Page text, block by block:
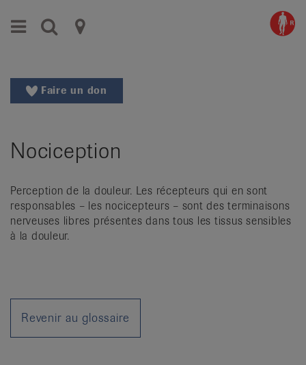
vers
au
Aller
Changer
de
Changer
de
langue:
Faire un don
Nociception
Perception de la douleur. Les récepteurs qui en sont
responsables – les nocicepteurs – sont des terminaisons
nerveuses libres présentes dans tous les tissus sensibles
à la douleur.
Revenir au glossaire
Menu Recherche
Ligues
contre
le
|
nationales
de